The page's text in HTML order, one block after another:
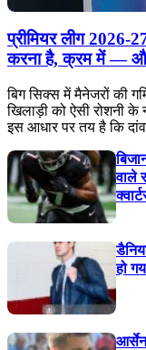
प्रीमियर लीग 2026-
करना है, क्रम में —
बिग सिक्स में मैनेजरों की
खिलाड़ी को ऐसी रोशनी
इस आधार पर तय है कि
वाले
हो